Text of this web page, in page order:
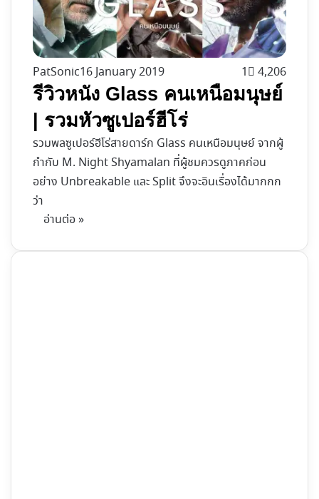
PatSonic16 January 2019 1 4,206
รีวิวหนัง Glass คนเหนือมนุษย์
| รวมหัวซูเปอร์ฮีโร่
รวมพลซูเปอร์ฮีโร่สายดาร์ก Glass คนเหนือมนุษย์ จากผู้
กำกับ M. Night Shyamalan ที่ผู้ชมควรดูภาคก่อน
อย่าง Unbreakable และ Split จึงจะอินเรื่องได้มากกก
ว่า
อ่านต่อ »